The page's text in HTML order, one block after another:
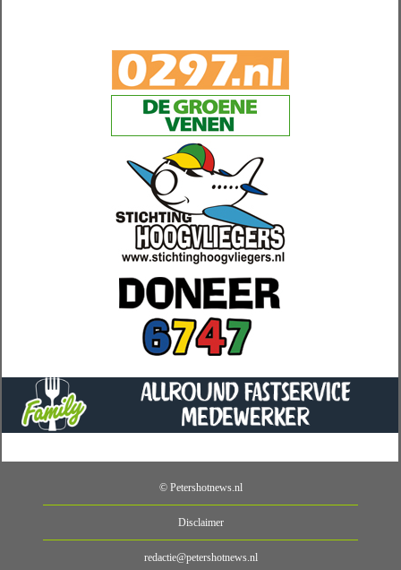
© Petershotnews.nl
Disclaimer
redactie@petershotnews.nl